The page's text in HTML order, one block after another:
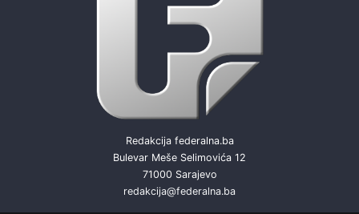
Redakcija federalna.ba
Bulevar Meše Selimovića 12
71000 Sarajevo
redakcija@federalna.ba